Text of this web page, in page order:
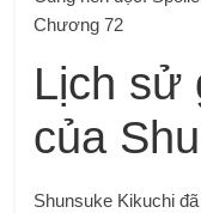
Chương 72
Lịch sử
của
Shunsuke Kikuchi